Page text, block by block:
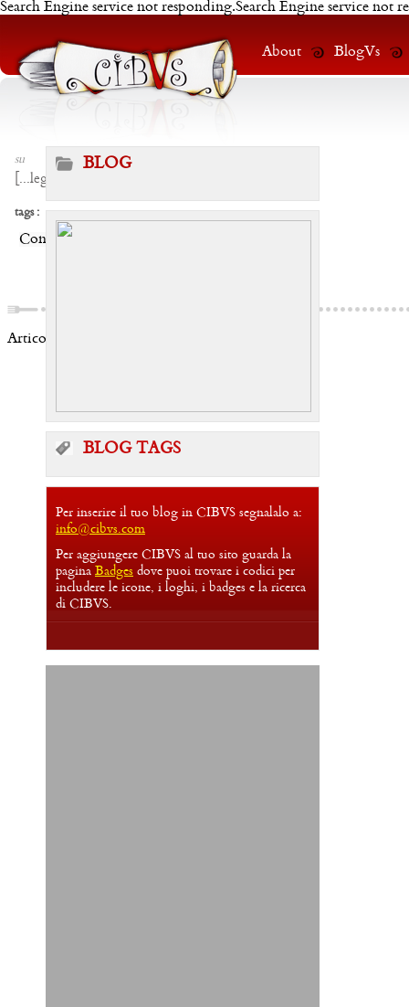
Search Engine service not responding.Search Engine service not
About BlogVs
su
...leggi
tags :
Condividi:
Articoli correlati:
BLOG
BLOG TAGS
Per inserire il tuo blog in CIBVS segnalalo a:
info@cibvs.com
Per aggiungere CIBVS al tuo sito guarda la
pagina Badges dove puoi trovare i codici per
includere le icone, i loghi, i badges e la ricerca
di CIBVS.